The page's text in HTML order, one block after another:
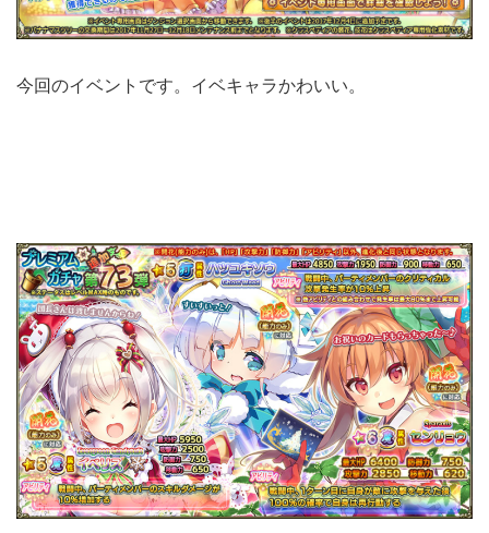
今回のイベントです。イベキャラかわいい。